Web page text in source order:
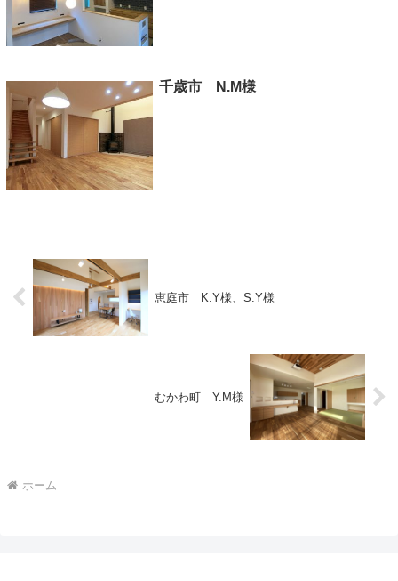
千歳市 N.M様
恵庭市 K.Y様、S.Y様
むかわ町 Y.M様
ホーム